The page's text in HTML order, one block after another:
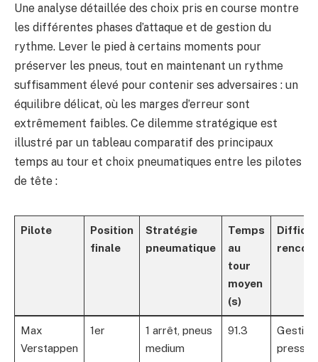
Une analyse détaillée des choix pris en course montre
les différentes phases d’attaque et de gestion du
rythme. Lever le pied à certains moments pour
préserver les pneus, tout en maintenant un rythme
suffisamment élevé pour contenir ses adversaires : un
équilibre délicat, où les marges d’erreur sont
extrêmement faibles. Ce dilemme stratégique est
illustré par un tableau comparatif des principaux
temps au tour et choix pneumatiques entre les pilotes
de tête :
Pilote
Position
finale
Stratégie
pneumatique
Temps
au
tour
moyen
(s)
Max
Verstappen
1er
1 arrêt, pneus
medium
91.3
Gestion